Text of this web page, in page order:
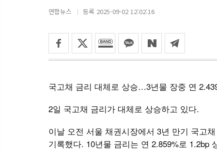
연합뉴스 등록 2025-09-02 12:02:16
국고채 금리 대체로 상승…3년물 장중 연
2일 국고채 금리가 대체로 상승하고 있다.
이날 오전 서울 채권시장에서 3년 만기 국고
기록했다. 10년물 금리는 연 2.859%로 1.2bp